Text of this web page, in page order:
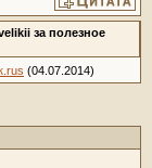
за полезное
(04.07.2014)